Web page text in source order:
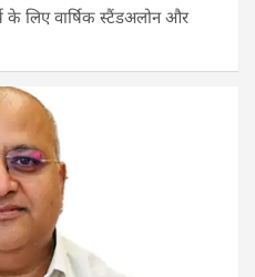
के लिए वार्षिक स्टैंडअलोन और